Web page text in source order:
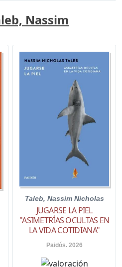
Nassim
Taleb, Nassim Nicholas
JUGARSE LA PIEL
"ASIMETRÍAS OCULTAS EN
LA VIDA COTIDIANA"
Paidós. 2026